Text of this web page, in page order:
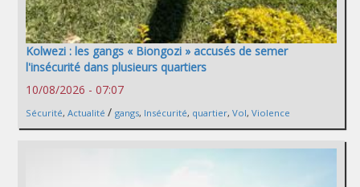
Kolwezi : les gangs « Biongozi » accusés de semer
l'insécurité dans plusieurs quartiers
10/08/2026 - 07:07
Sécurité, Actualité / gangs, Insécurité, quartier, Vol, Violence